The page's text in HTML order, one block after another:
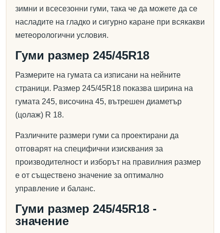
зимни и всесезонни гуми, така че да можете да се
насладите на гладко и сигурно каране при всякакви
метеорологични условия.
Гуми размер 245/45R18
Размерите на гумата са изписани на нейните
страници. Размер 245/45R18 показва ширина на
гумата 245, височина 45, вътрешен диаметър
(цолаж) R 18.
Различните размери гуми са проектирани да
отговарят на специфични изисквания за
производителност и изборът на правилния размер
е от съществено значение за оптимално
управление и баланс.
Гуми размер 245/45R18 -
значение